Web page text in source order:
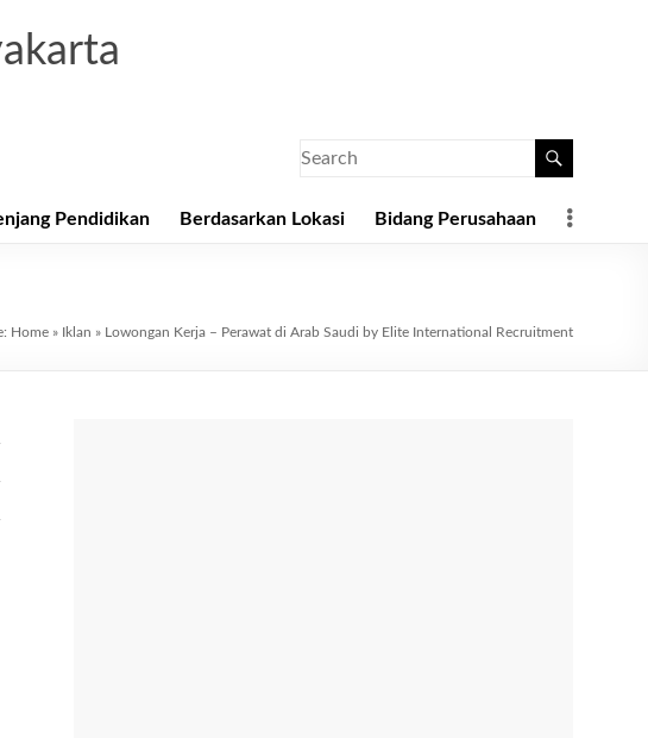
Pendidikan Berdasarkan Lokasi Bidang Perusahaan
Home » Iklan » Lowongan Kerja – Perawat di Arab Saudi by Elite International Recruitment